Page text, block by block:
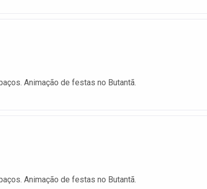
Animação de festas no Butantã.
Animação de festas no Butantã.